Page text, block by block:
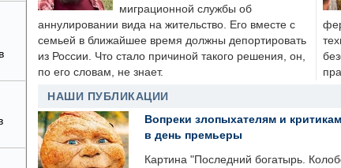
миграционной службы об
аннулировании вида на жительство. Его вместе с
семьей в ближайшее время должны депортировать
из России. Что стало причиной такого решения, он,
по его словам, не знает.
НАШИ ПУБЛИКАЦИИ
Вопреки злопыхателям и
в день премьеры
Картина "Последний богатырь.